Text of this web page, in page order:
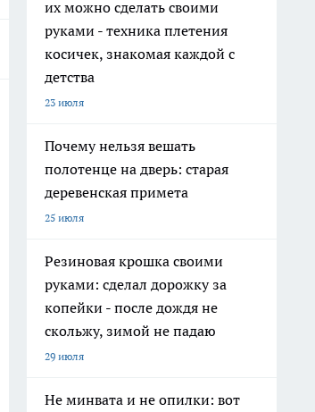
их можно сделать своими
руками - техника плетения
косичек, знакомая каждой с
детства
23 июля
Почему нельзя вешать
полотенце на дверь: старая
деревенская примета
25 июля
Резиновая крошка своими
руками: сделал дорожку за
копейки - после дождя не
скольжу, зимой не падаю
29 июля
Не минвата и не опилки: вот